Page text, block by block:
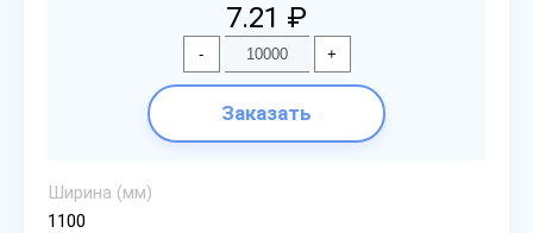
7.21 ₽
- +
Заказать
Ширина (мм)
1100